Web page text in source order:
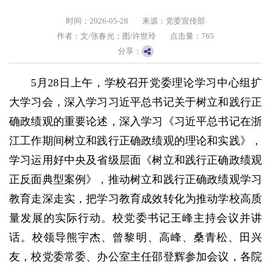
时间：2026-05-28
来源：党委宣传部
作者：文/张春光；图/许世玲
点击量： 765
分享：
5月28日上午，学校召开党委理论学习中心组扩
大学习会，深入学习习近平总书记关于树立和践行正
确政绩观的重要论述，深入学习《习近平总书记在浙
江工作期间树立和践行正确政绩观的理论和实践》，
学习运用好中央及省级层面《树立和践行正确政绩观
正反面典型案例》，推动树立和践行正确政绩观学习
教育走深走实，把学习教育成效转化为推动学校高质
量发展的实际行动。校党委书记王峰主持会议并讲
话。校领导熊宇杰、曾黎明、高峰、桑青松、田兴
友，校党委常委、办公室主任邵登辉参加会议，各院